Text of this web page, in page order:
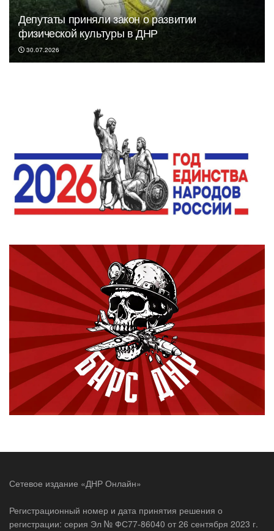
Депутаты приняли закон о развитии
физической культуры в ДНР
30.07.2026
Сетевое издание «ДНР Онлайн»
Регистрационный номер и дата принятия решения о
регистрации: серия Эл № ФС77-86040 от 26 сентября 2023 г.